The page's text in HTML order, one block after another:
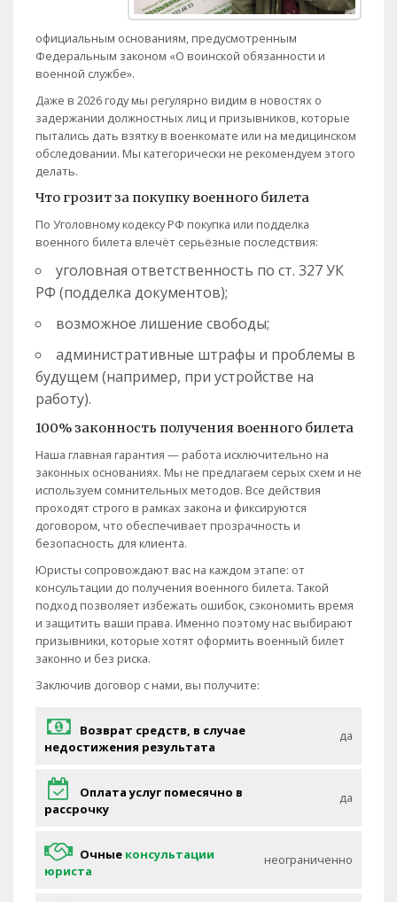
официальным основаниям, предусмотренным
Федеральным законом «О воинской обязанности и
военной службе».
Даже в 2026 году мы регулярно видим в новостях о
задержании должностных лиц и призывников, которые
пытались дать взятку в военкомате или на медицинском
обследовании. Мы категорически не рекомендуем этого
делать.
Что грозит за покупку военного билета
По Уголовному кодексу РФ покупка или подделка
военного билета влечёт серьёзные последствия:
уголовная ответственность по ст. 327 УК
РФ (подделка документов);
возможное лишение свободы;
административные штрафы и проблемы в
будущем (например, при устройстве на
работу).
100% законность получения военного билета
Наша главная гарантия — работа исключительно на
законных основаниях. Мы не предлагаем серых схем и не
используем сомнительных методов. Все действия
проходят строго в рамках закона и фиксируются
договором, что обеспечивает прозрачность и
безопасность для клиента.
Юристы сопровождают вас на каждом этапе: от
консультации до получения военного билета. Такой
подход позволяет избежать ошибок, сэкономить время
и защитить ваши права. Именно поэтому нас выбирают
призывники, которые хотят оформить военный билет
законно и без риска.
Заключив договор с нами, вы получите:
Возврат средств, в случае
недостижения результата
да
Оплата услуг помесячно в
рассрочку
да
Очные консультации
юриста
неограниченно